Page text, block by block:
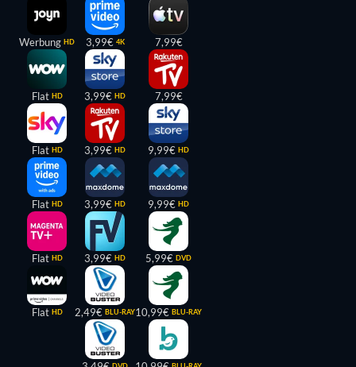
Werbung HD
Flat HD
Flat HD
Flat HD
Flat HD
Flat HD
3,99€ 4K
3,99€ HD
3,99€ HD
3,99€ HD
3,99€ HD
2,49€ BLU-RAY
7,99€
7,99€
9,99€ HD
9,99€ HD
5,99€ DVD
10,99€ BLU-RAY